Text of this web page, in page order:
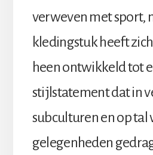
verweven met sport,
kledingstuk heeft
heen ontwikkeld tot
stijlstatement dat in
subculturen en op tal
gelegenheden